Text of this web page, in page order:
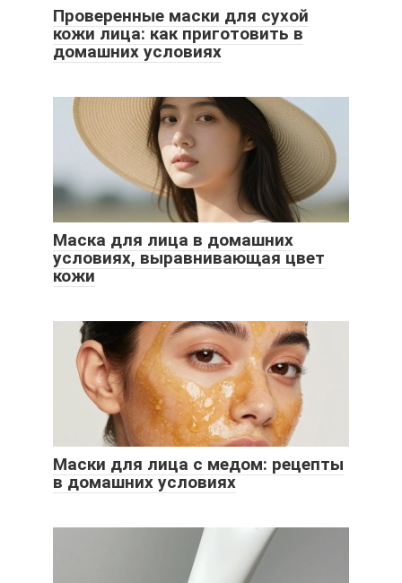
Проверенные маски для сухой
кожи лица: как приготовить в
домашних условиях
Маска для лица в домашних
условиях, выравнивающая цвет
кожи
Маски для лица с медом: рецепты
в домашних условиях